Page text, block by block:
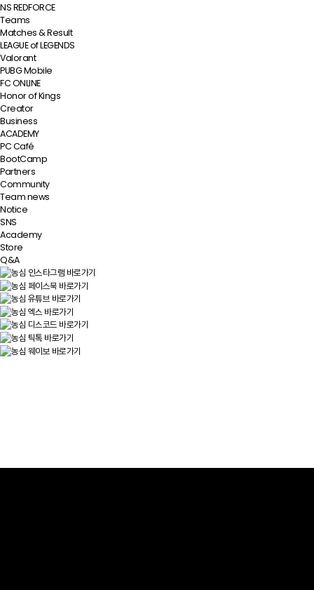
NS REDFORCE
Teams
Matches & Result
LEAGUE of LEGENDS
Valorant
PUBG Mobile
FC ONLINE
Honor of Kings
Creator
Business
ACADEMY
PC Café
BootCamp
Partners
Community
Team news
Notice
SNS
Academy
Store
Q&A